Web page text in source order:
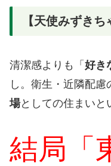
【天使みずき
清潔感よりも「 好き
し。衛生・近隣配慮
場としての住まいと
結局「